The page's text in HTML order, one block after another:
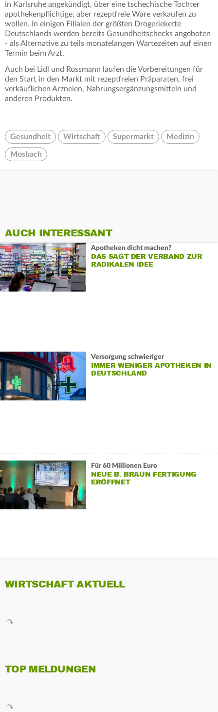
in Karlsruhe angekündigt, über eine tschechische Tochter
apothekenpflichtige, aber rezeptfreie Ware verkaufen zu
wollen. In einigen Filialen der größten Drogeriekette
Deutschlands werden bereits Gesundheitschecks angeboten
- als Alternative zu teils monatelangen Wartezeiten auf einen
Termin beim Arzt.
Auch bei Lidl und Rossmann laufen die Vorbereitungen für
den Start in den Markt mit rezeptfreien Präparaten, frei
verkäuflichen Arzneien, Nahrungsergänzungsmitteln und
anderen Produkten.
Gesundheit Wirtschaft Supermarkt Medizin
Mosbach
AUCH INTERESSANT
Apotheken dicht machen?
DAS SAGT DER VERBAND ZUR
RADIKALEN IDEE
Versorgung schwieriger
IMMER WENIGER APOTHEKEN IN
DEUTSCHLAND
Für 60 Millionen Euro
NEUE B. BRAUN FERTIGUNG
ERÖFFNET
WIRTSCHAFT AKTUELL
TOP MELDUNGEN